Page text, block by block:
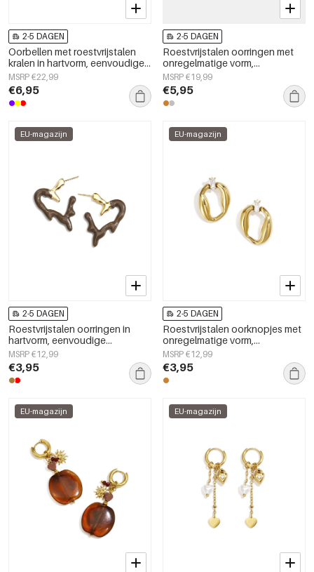
2-5 DAGEN
Oorbellen met roestvrijstalen
kralen in hartvorm, eenvoudige
dagelijkse serie voor dames.
MSRP €22,99
€6,95
2-5 DAGEN
Roestvrijstalen oorringen met
onregelmatige vorm,
eenvoudige, alledaagse serie,
damessieraden
MSRP €19,99
€5,95
EU-magazijn
2-5 DAGEN
Roestvrijstalen oorringen in
hartvorm, eenvoudige
dagelijkse serie, damessieraden
MSRP €12,99
€3,95
EU-magazijn
2-5 DAGEN
Roestvrijstalen oorknopjes met
onregelmatige vorm,
eenvoudige, alledaagse serie,
dames sieraden
MSRP €12,99
€3,95
EU-magazijn EU-magazijn